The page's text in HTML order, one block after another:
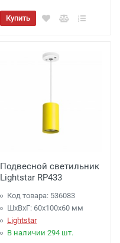
Купить
Подвесной светильник
Lightstar RP433
Код товара: 536083
ШхВхГ: 60x100x60 мм
Lightstar
В наличии 294 шт.